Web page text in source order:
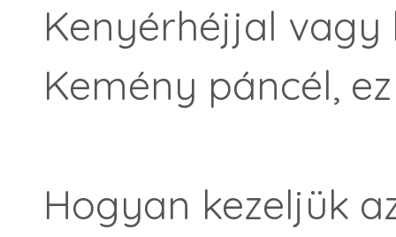
Kenyérhéjjal vagy
Kemény páncél,
Hogyan kezeljük